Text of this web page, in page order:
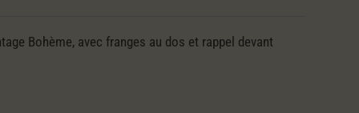
Bohème, avec franges au dos et rappel devant